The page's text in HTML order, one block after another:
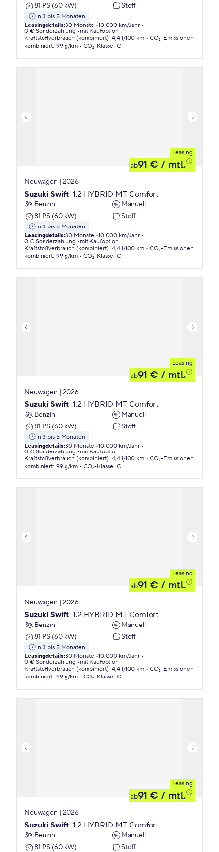
81 PS (60 kW) Stoff
in 3 bis 5 Monaten
Leasingdetails:30 Monate 10.000 km/Jahr
0 € Sonderzahlung
mit Kaufoption
Kraftstoffverbrauch (kombiniert): 4,4 l/100 km
CO₂-Emissionen
kombiniert: 99 g/km CO₂-Klasse: C
Leasing
ab91 € / mtl.
Neuwagen | 2026
Suzuki Swift 1.2 HYBRID MT Comfort
Benzin
Manuell
81 PS (60 kW)
Stoff
in 3 bis 5 Monaten
Leasingdetails:30 Monate 10.000 km/Jahr
0 € Sonderzahlung
mit Kaufoption
Kraftstoffverbrauch (kombiniert): 4,4 l/100 km
CO₂-Emissionen
kombiniert: 99 g/km CO₂-Klasse: C
Leasing
ab91 € / mtl.
Neuwagen | 2026
Suzuki Swift 1.2 HYBRID MT Comfort
Benzin
Manuell
81 PS (60 kW)
Stoff
in 3 bis 5 Monaten
Leasingdetails:30 Monate 10.000 km/Jahr
0 € Sonderzahlung
mit Kaufoption
Kraftstoffverbrauch (kombiniert): 4,4 l/100 km
CO₂-Emissionen
kombiniert: 99 g/km CO₂-Klasse: C
Leasing
ab91 € / mtl.
Neuwagen | 2026
Suzuki Swift 1.2 HYBRID MT Comfort
Benzin
Manuell
81 PS (60 kW)
Stoff
in 3 bis 5 Monaten
Leasingdetails:30 Monate 10.000 km/Jahr
0 € Sonderzahlung
mit Kaufoption
Kraftstoffverbrauch (kombiniert): 4,4 l/100 km
CO₂-Emissionen
kombiniert: 99 g/km CO₂-Klasse: C
Leasing
ab91 € / mtl.
Neuwagen | 2026
Suzuki Swift 1.2 HYBRID MT Comfort
Benzin
Manuell
81 PS (60 kW)
Stoff